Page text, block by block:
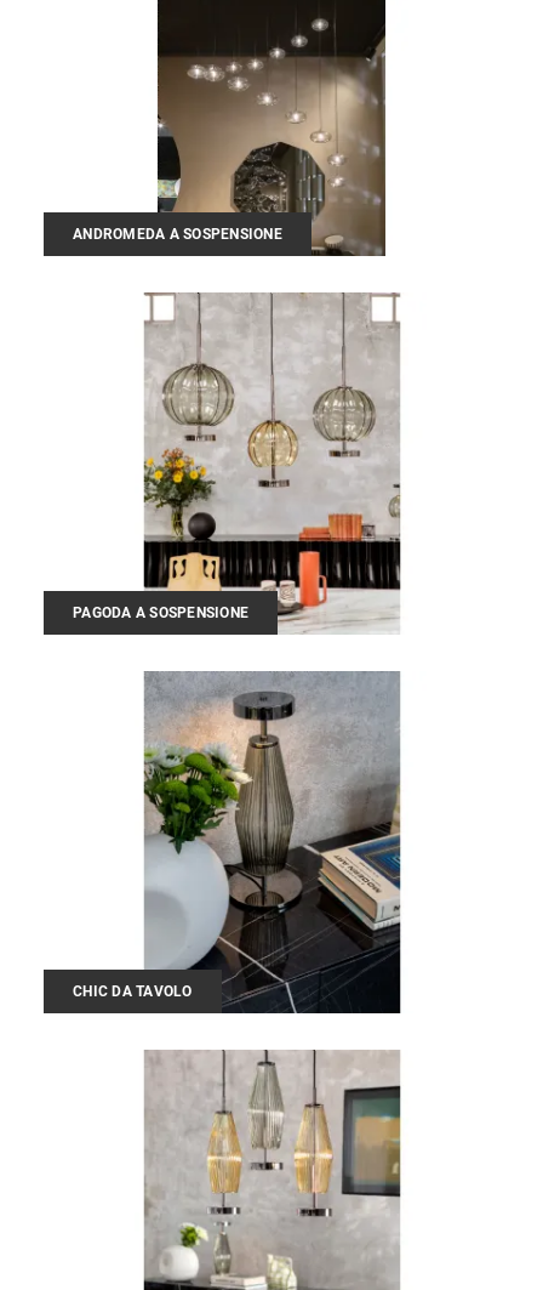
ANDROMEDA A SOSPENSIONE
PAGODA A SOSPENSIONE
CHIC DA TAVOLO